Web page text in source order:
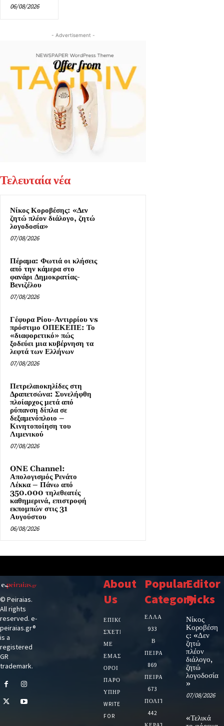
06/08/2026
- Advertisement -
Τελευταία νέα
Νίκος Κοροβέσης: «Δεν
ζητώ πλέον διάλογο, ζητώ
λογοδοσία»
07/08/2026
Πέραμα: Φωτιά οι κλήσεις
από την κάμερα στο
φανάρι Δημοκρατίας-
Βενιζέλου
07/08/2026
Γέφυρα Ρίου-Αντιρρίου vs
πρόστιμο ΟΠΕΚΕΠΕ: Το
«διαφορετικό» πώς
ξοδεύει μια κυβέρνηση τα
λεφτά των Ελλήνων
07/08/2026
Πετρελαιοκηλίδες στη
Δραπετσώνα: Συνελήφθη
πλοίαρχος μετά από
ρύπανση δίπλα σε
δεξαμενόπλοιο –
Κινητοποίηση του
Λιμενικού
07/08/2026
ONE Channel:
Απολογισμός Ρενάτο
Λέκκα – Πάνω από
350.000 τηλεθεατές
καθημερινά, επιστροφή
εκπομπών στις 31
Αυγούστου
06/08/2026
© Peiraias.
All rights
reserved. e-
peiraias.gr®
is a
registered
GR
trademark.
About
Us
ΕΠΙΚΟΙΝΩΝΙΑ
ΣΧΕΤΙΚΆ
ΜΕ
ΕΜΆΣ
ΌΡΟΙ
ΠΑΡΟΧΉΣ
ΥΠΗΡΕΣΙΏΝ
WRITE
FOR
Popular
Category
ΕΛΛΑΔΑ
933
Β
ΠΕΙΡΑΙΑ
869
ΠΕΙΡΑΙΑΣ
673
ΠΟΛΙΤΙΚΗ
442
Editor
Picks
Νίκος
Κοροβέση
ς: «Δεν
ζητώ
πλέον
διάλογο,
ζητώ
λογοδοσία
»
07/08/2026
«Τελικά